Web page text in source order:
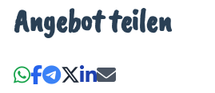
Angebot teilen